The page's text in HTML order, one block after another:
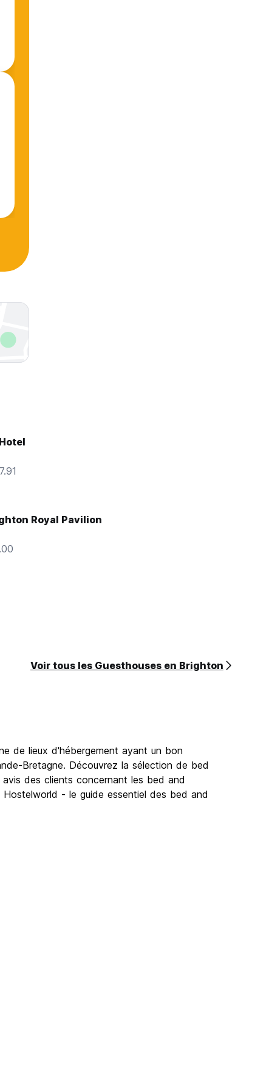
Royal Pavilion
Voir tous les Guesthouses en Brighton
de lieux d'hébergement ayant un bon
Bretagne. Découvrez la sélection de bed
des clients concernant les bed and
- le guide essentiel des bed and